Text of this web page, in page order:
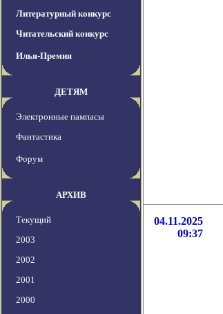
Литературный конкурс
Читательский конкурс
Илья-Премия
ДЕТЯМ
Электронные пампасы
Фантастика
Форум
АРХИВ
Текущий
2003
2002
2001
2000
04.11.2025
09:37